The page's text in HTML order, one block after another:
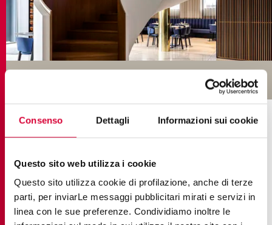
Consenso Dettagli Informazioni sui cookie
Questo sito web utilizza i cookie
Questo sito utilizza cookie di profilazione, anche di terze
parti, per inviarLe messaggi pubblicitari mirati e servizi in
linea con le sue preferenze. Condividiamo inoltre le
КОЛЛЕКЦИИ В ПРОЕКТЕ